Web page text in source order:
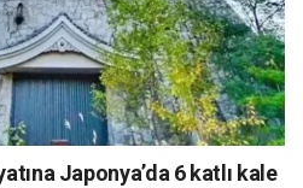
Japonya’da 6 katlı kale